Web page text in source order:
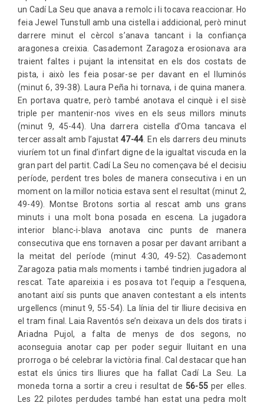
un Cadí La Seu que anava a remolc i li tocava reaccionar. Ho
feia Jewel Tunstull amb una cistella i addicional, però minut
darrere minut el cèrcol s’anava tancant i la confiança
aragonesa creixia. Casademont Zaragoza erosionava ara
traient faltes i pujant la intensitat en els dos costats de
pista, i això les feia posar-se per davant en el lluminós
(minut 6, 39-38). Laura Peña hi tornava, i de quina manera.
En portava quatre, però també anotava el cinquè i el sisè
triple per mantenir-nos vives en els seus millors minuts
(minut 9, 45-44). Una darrera cistella d’Oma tancava el
tercer assalt amb l’ajustat47-44 . En els darrers deu minuts
viuríem tot un final d’infart digne de la igualtat viscuda en la
gran part del partit. Cadí La Seu no començava bé el decisiu
període, perdent tres boles de manera consecutiva i en un
moment on la millor noticia estava sent el resultat (minut 2,
49-49). Montse Brotons sortia al rescat amb uns grans
minuts i una molt bona posada en escena. La jugadora
interior blanc-i-blava anotava cinc punts de manera
consecutiva que ens tornaven a posar per davant arribant a
la meitat del període (minut 4:30, 49-52). Casademont
Zaragoza patia mals moments i també tindrien jugadora al
rescat. Tate apareixia i es posava tot l’equip a l’esquena,
anotant així sis punts que anaven contestant a els intents
urgellencs (minut 9, 55-54). La línia del tir lliure decisiva en
el tram final. Laia Raventós se’n deixava un dels dos tirats i
Ariadna Pujol, a falta de menys de dos segons, no
aconseguia anotar cap per poder seguir lluitant en una
prorroga o bé celebrar la victòria final. Cal destacar que han
estat els únics tirs lliures que ha fallat Cadí La Seu. La
moneda torna a sortir a creu i resultat de 56-55per elles.
Les 22 pilotes perdudes també han estat una pedra molt